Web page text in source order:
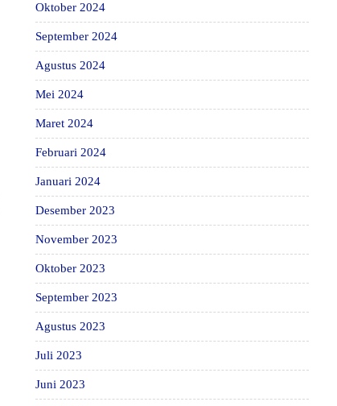
Oktober 2024
September 2024
Agustus 2024
Mei 2024
Maret 2024
Februari 2024
Januari 2024
Desember 2023
November 2023
Oktober 2023
September 2023
Agustus 2023
Juli 2023
Juni 2023